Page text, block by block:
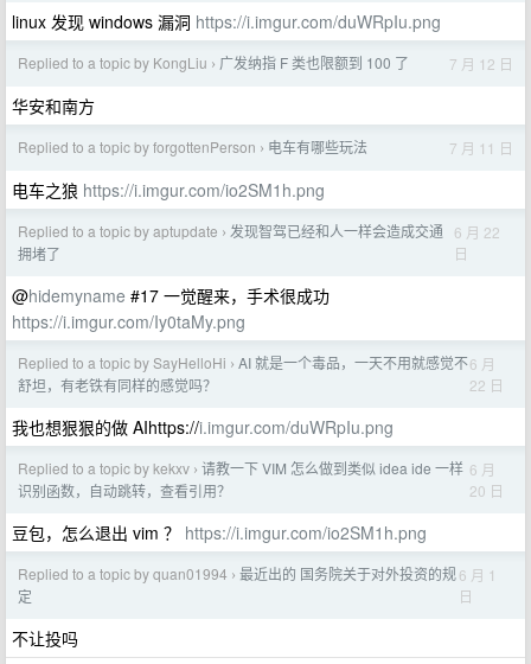
linux 发现 windows 漏洞 https://i.imgur.com/duWRpIu.png
Replied to a topic by KongLiu › 广发纳指 F 类也限额到 100 了 7 月 12 日
华安和南方
Replied to a topic by forgottenPerson › 电车有哪些玩法 7 月 11 日
电车之狼 https://i.imgur.com/io2SM1h.png
Replied to a topic by aptupdate › 发现智驾已经和人一样会造成交通
拥堵了
6 月 22
日
@hidemyname #17 一觉醒来，手术很成功
https://i.imgur.com/Iy0taMy.png
Replied to a topic by SayHelloHi › AI 就是一个毒品，一天不用就感觉不
舒坦，有老铁有同样的感觉吗？
6 月
22 日
我也想狠狠的做 AIhttps://i.imgur.com/duWRpIu.png
Replied to a topic by kekxv › 请教一下 VIM 怎么做到类似 idea ide 一样
识别函数，自动跳转，查看引用？
6 月
20 日
豆包，怎么退出 vim ？ https://i.imgur.com/io2SM1h.png
Replied to a topic by quan01994 › 最近出的 国务院关于对外投资的规
定
6 月 1
日
不让投吗